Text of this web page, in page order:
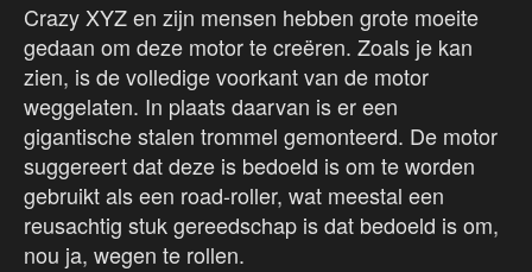
Crazy XYZ en zijn mensen hebben grote moeite
gedaan om deze motor te creëren. Zoals je kan
zien, is de volledige voorkant van de motor
weggelaten. In plaats daarvan is er een
gigantische stalen trommel gemonteerd. De motor
suggereert dat deze is bedoeld is om te worden
gebruikt als een road-roller, wat meestal een
reusachtig stuk gereedschap is dat bedoeld is om,
nou ja, wegen te rollen.